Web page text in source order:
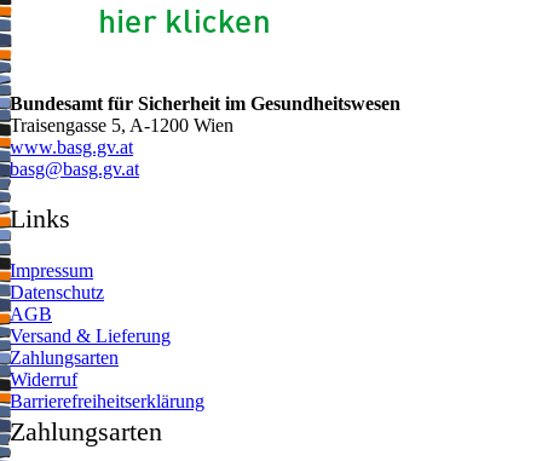
Bundesamt für Sicherheit im Gesundheitswesen
Traisengasse 5, A-1200 Wien
www.basg.gv.at
ta.vg.gsab@gsab
Links
Impressum
Datenschutz
AGB
Versand & Lieferung
Zahlungsarten
Widerruf
Barrierefreiheitserklärung
Zahlungsarten